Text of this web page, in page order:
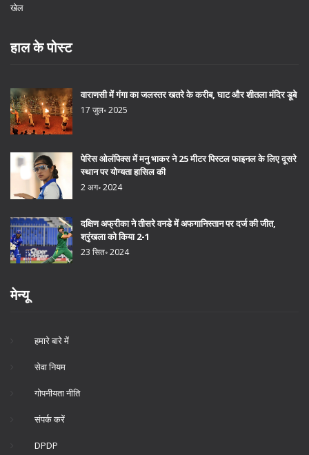
खेल
हाल के पोस्ट
वाराणसी में गंगा का जलस्तर खतरे के करीब, घाट और शीतला मंदिर डूबे
17 जुल॰ 2025
पेरिस ओलंपिक्स में मनु भाकर ने 25 मीटर पिस्टल फाइनल के लिए दूसरे
स्थान पर योग्यता हासिल की
2 अग॰ 2024
दक्षिण अफ्रीका ने तीसरे वनडे में अफगानिस्तान पर दर्ज की जीत,
श्रृंखला को किया 2-1
23 सित॰ 2024
मेन्यू
हमारे बारे में
सेवा नियम
गोपनीयता नीति
संपर्क करें
DPDP